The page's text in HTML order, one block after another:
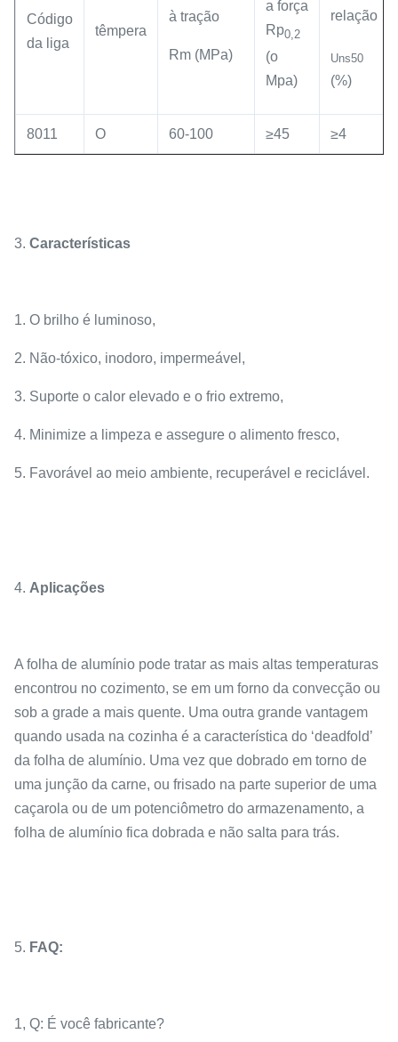
Código
da liga
têmpera
à tração
Rm (MPa)
a força
Rp0,2
(o
Mpa)
relação
Uns50
(%)
8011 O 60-100 ≥45 ≥4
3. Características
1. O brilho é luminoso,
2. Não-tóxico, inodoro, impermeável,
3. Suporte o calor elevado e o frio extremo,
4. Minimize a limpeza e assegure o alimento fresco,
5. Favorável ao meio ambiente, recuperável e reciclável.
4. Aplicações
A folha de alumínio pode tratar as mais altas temperaturas
encontrou no cozimento, se em um forno da convecção ou
sob a grade a mais quente. Uma outra grande vantagem
quando usada na cozinha é a característica do ‘deadfold’
da folha de alumínio. Uma vez que dobrado em torno de
uma junção da carne, ou frisado na parte superior de uma
caçarola ou de um potenciômetro do armazenamento, a
folha de alumínio fica dobrada e não salta para trás.
5. FAQ:
1, Q: É você fabricante?